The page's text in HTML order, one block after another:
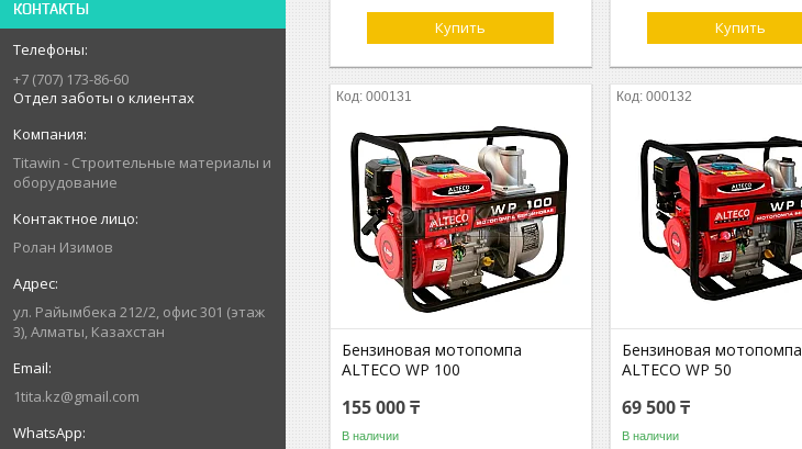
КОНТАКТЫ
+7 (707) 173-86-60
Отдел заботы о клиентах
Titawin - Строительные материалы и
оборудование
Ролан Изимов
ул. Райымбека 212/2, офис 301 (этаж
3), Алматы, Казахстан
1tita.kz@gmail.com
Купить Купить
000131
Бензиновая мотопомпа
ALTECO WP 100
155 000 ₸
В наличии
000132
Бензиновая мотопомпа
ALTECO WP 50
69 500 ₸
В наличии